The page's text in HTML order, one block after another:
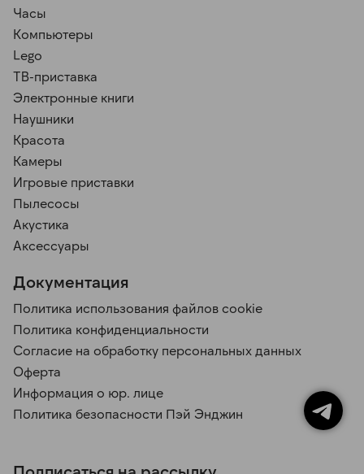
Часы
Компьютеры
Lego
ТВ-приставка
Электронные книги
Наушники
Красота
Камеры
Игровые приставки
Пылесосы
Акустика
Аксессуары
Документация
Политика использования файлов cookie
Политика конфиденциальности
Согласие на обработку персональных данных
Оферта
Информация о юр. лице
Политика безопасности Пэй Энджин